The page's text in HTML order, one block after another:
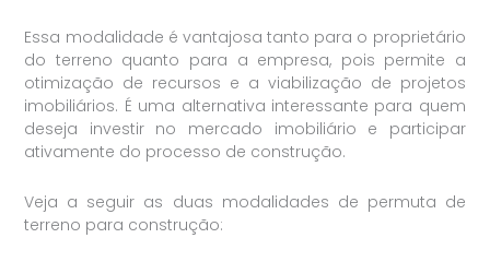
Essa modalidade é vantajosa tanto para o proprietário
do terreno quanto para a empresa, pois permite a
otimização de recursos e a viabilização de projetos
imobiliários. É uma alternativa interessante para quem
deseja investir no mercado imobiliário e participar
ativamente do processo de construção.
Veja a seguir as duas modalidades de permuta de
terreno para construção: